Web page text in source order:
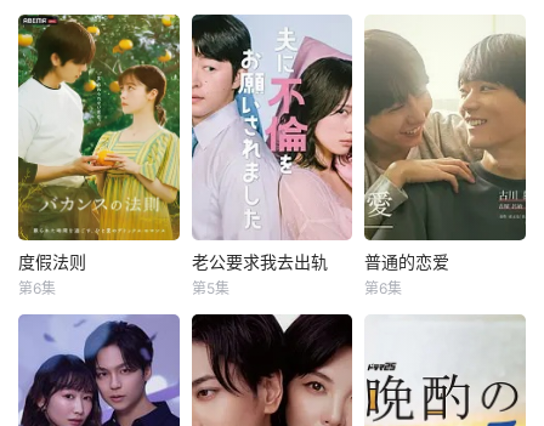
上坂树里
水野美纪
本剧以田中光著作
《明治的南丁格尔
大关和物语》为原
案，取材自日本首
位专业女护士大关
和与铃木雅的真实
经历，描绘了她们
推动护士注册制
度、设立派出看护
程。 明治18年，日
本首个护
山中聪
藤林泰也
社长之子、文武双
全、校内站在金字
塔顶端的五藤直也
（小川饰），以及
每天被他使唤来使
唤去、身处底层阴
度假法则
在美容诊所高
强度工作、身心俱
疲的星野绿（桥本
环奈 饰），因诊所
度假法则
第6集
老公要求我去出轨
佐野玲於
山野海
主妇花惠（中村百
合香 饰）与丈夫弘
老公要求我去出轨
第5集
普通的恋爱
本作改编自同名漫
画，是一部以处于
上下级关系的文原
普通的恋爱
第6集